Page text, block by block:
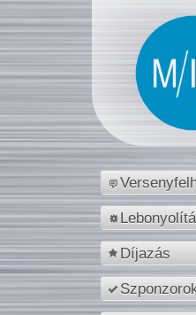
Díjazás